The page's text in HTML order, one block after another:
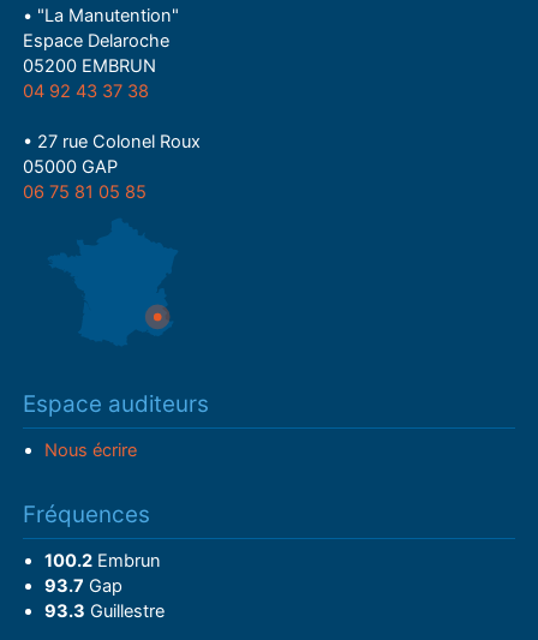
• "La Manutention"
Espace Delaroche
05200 EMBRUN
04 92 43 37 38
• 27 rue Colonel Roux
05000 GAP
06 75 81 05 85
Espace auditeurs
Nous écrire
Fréquences
100.2Embrun
93.7 Gap
93.3 Guillestre